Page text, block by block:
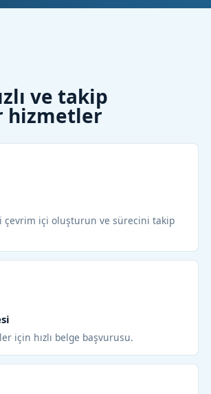
ve takip
hizmetler
çevrim içi oluşturun ve sürecini takip
için hızlı belge başvurusu.